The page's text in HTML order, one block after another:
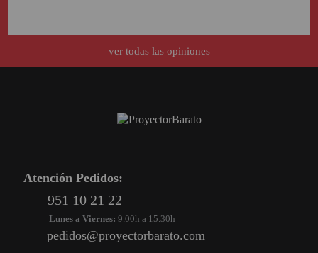
ver todas las opiniones
Atención Pedidos:
951 10 21 22
Lunes a Viernes: 9.00h a 15.30h
pedidos@proyectorbarato.com